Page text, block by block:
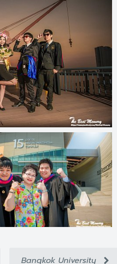
Bangkok University